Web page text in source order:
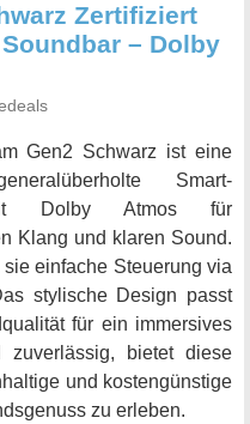
Zertifiziert
– Dolby
Gen2 Schwarz ist eine
Smart-
Dolby Atmos für
Klang und klaren Sound.
einfache Steuerung via
stylische Design passt
für ein immersives
zuverlässig, bietet diese
und kostengünstige
zu erleben.